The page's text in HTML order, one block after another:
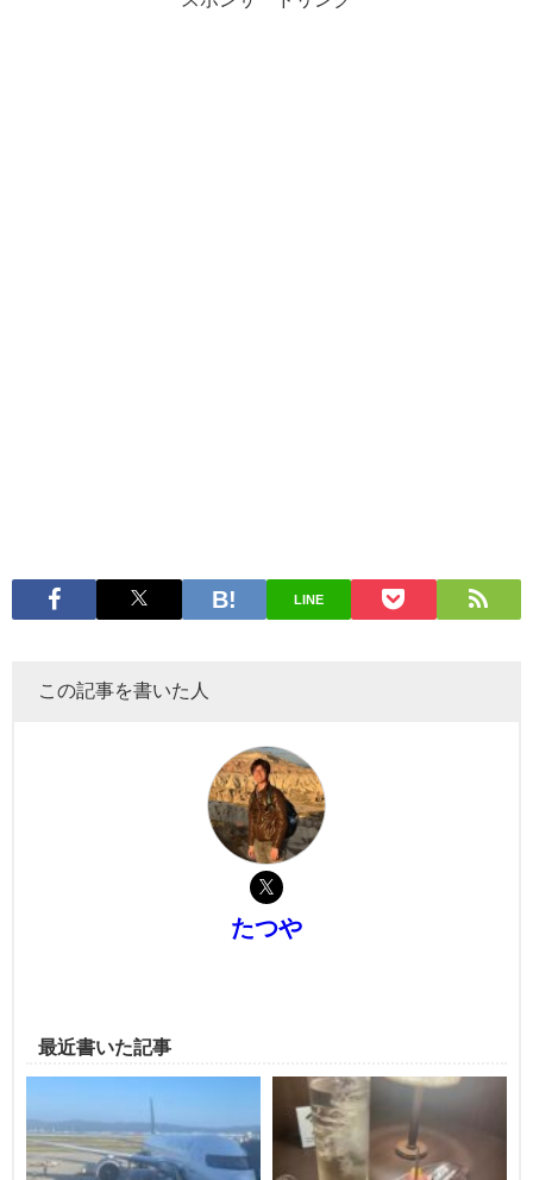
LINE
この記事を書いた人
たつや
最近書いた記事